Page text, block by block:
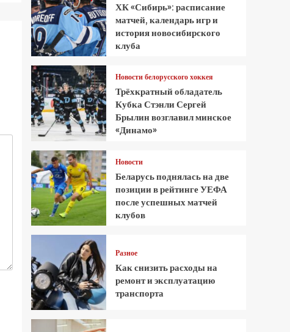
ХК «Сибирь»: расписание
матчей, календарь игр и
история новосибирского
клуба
Новости белорусского хоккея
Трёхкратный обладатель
Кубка Стэнли Сергей
Брылин возглавил минское
«Динамо»
Новости
Беларусь поднялась на две
позиции в рейтинге УЕФА
после успешных матчей
клубов
Разное
Как снизить расходы на
ремонт и эксплуатацию
транспорта